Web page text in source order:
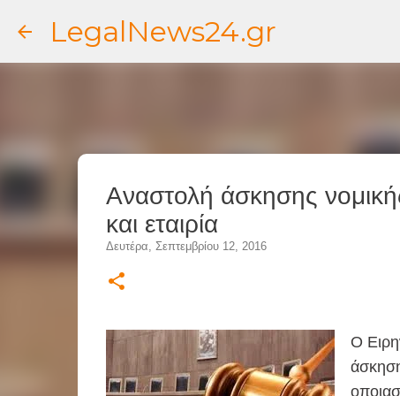
LegalNews24.gr
Aναστολή άσκησης
και εταιρία
Δευτέρα, Σεπτεμβρίου 12, 2016
Ο